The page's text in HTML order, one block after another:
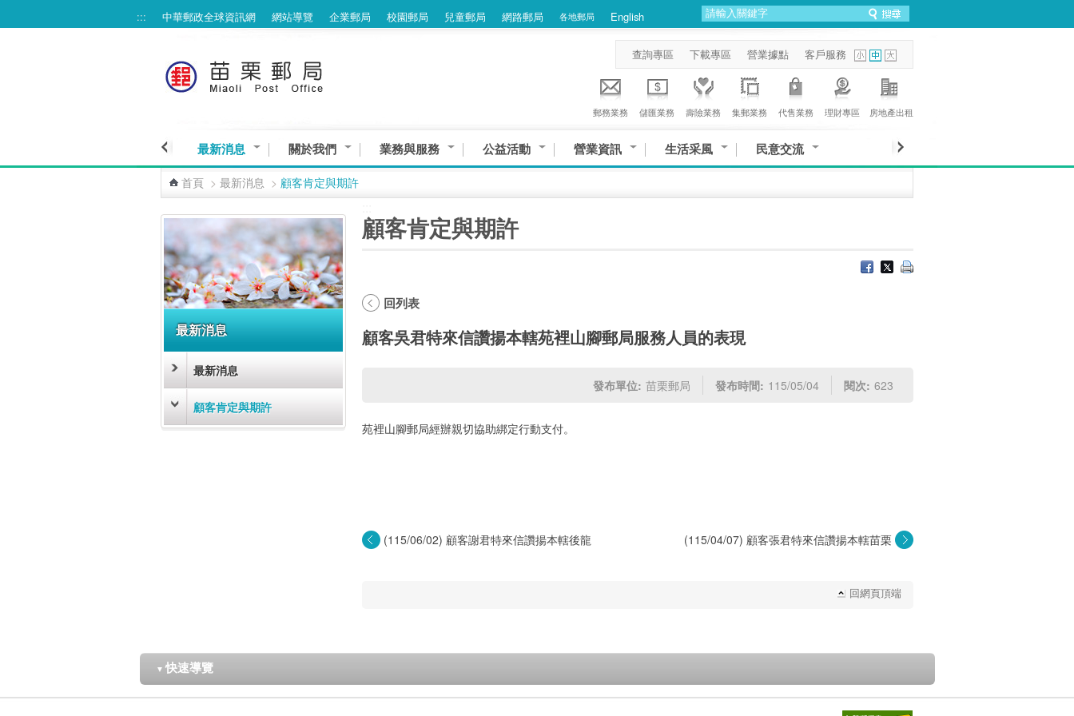
::: 中華郵政全球資訊網 網站導覽 企業郵局 校園郵局 兒童郵局 網路郵局 各地郵局 English
查詢專區 下載專區 營業據點 客戶服務
郵務業務 儲匯業務 壽險業務 集郵業務 代售業務 理財專區 房地產出租
最新消息 關於我們 業務與服務 公益活動 營業資訊 生活采風 民意交流
首頁 > 最新消息 > 顧客肯定與期許
最新消息
最新消息
顧客肯定與期許
顧客肯定與期許
回列表
顧客吳君特來信讚揚本轄苑裡山腳郵局服務人員的表現
發布單位: 苗栗郵局 發布時間: 115/05/04 閱次: 623
苑裡山腳郵局經辦親切協助綁定行動支付。
(115/06/02) 顧客謝君特來信讚揚本轄後龍
(115/04/07) 顧客張君特來信讚揚本轄苗栗
回網頁頂端
▼ 快速導覽